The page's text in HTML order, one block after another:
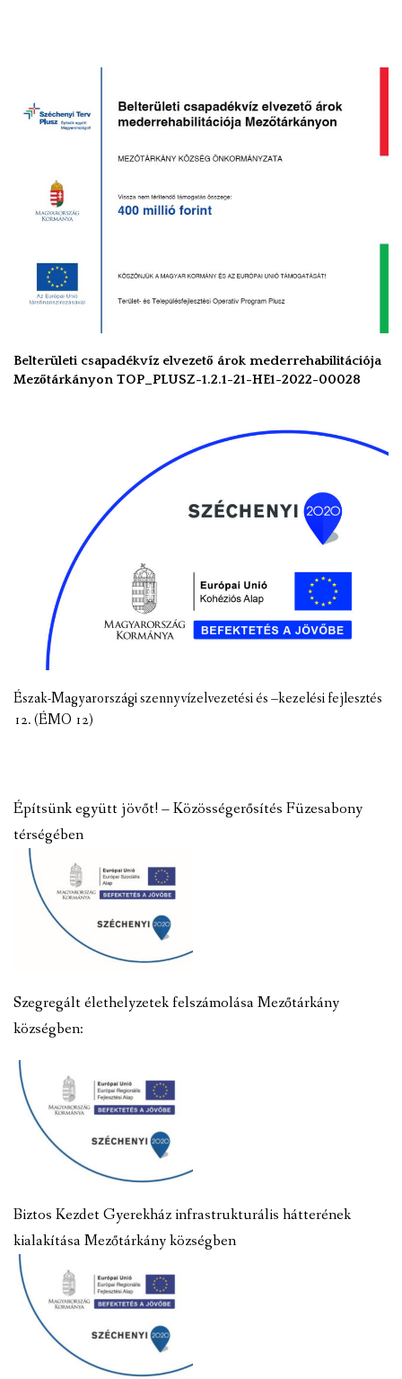
Belterületi csapadékvíz elvezető árok mederrehabilitációja
Mezőtárkányon TOP_PLUSZ-1.2.1-21-HE1-2022-00028
Észak-Magyarországi szennyvízelvezetési és –kezelési fejlesztés
12. (ÉMO 12)
Építsünk együtt jövőt! – Közösségerősítés Füzesabony
térségében
Szegregált élethelyzetek felszámolása Mezőtárkány
községben:
Biztos Kezdet Gyerekház infrastrukturális hátterének
kialakítása Mezőtárkány községben